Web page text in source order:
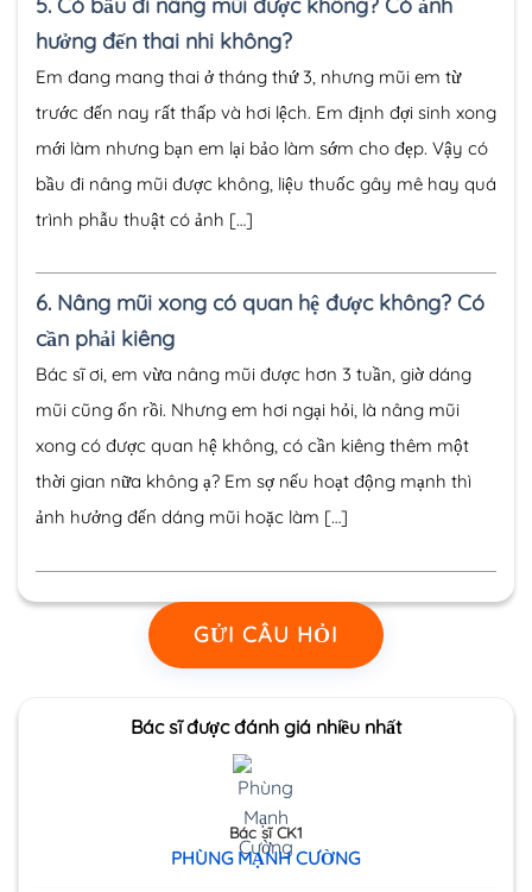
hưởng đến thai nhi không?
Em đang mang thai ở tháng thứ 3, nhưng mũi em từ
trước đến nay rất thấp và hơi lệch. Em định đợi sinh xong
mới làm nhưng bạn em lại bảo làm sớm cho đẹp. Vậy có
bầu đi nâng mũi được không, liệu thuốc gây mê hay quá
trình phẫu thuật có ảnh […]
6. Nâng mũi xong có quan hệ được không? Có
cần phải kiêng
Bác sĩ ơi, em vừa nâng mũi được hơn 3 tuần, giờ dáng
mũi cũng ổn rồi. Nhưng em hơi ngại hỏi, là nâng mũi
xong có được quan hệ không, có cần kiêng thêm một
thời gian nữa không ạ? Em sợ nếu hoạt động mạnh thì
ảnh hưởng đến dáng mũi hoặc làm […]
GỬI CÂU HỎI
Bác sĩ được đánh giá nhiều nhất
Bác sĩ CK1
PHÙNG MẠNH CƯỜNG